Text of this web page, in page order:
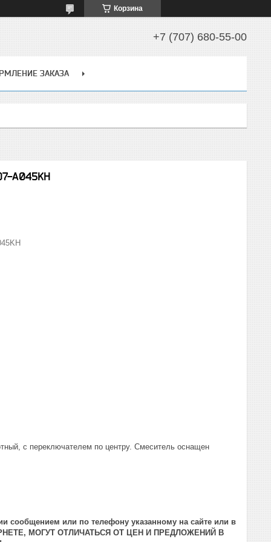
Корзина
+7 (707) 680-55-00
ЗАКАЗА
A045KH
с переключателем по центру. Смеситель оснащен
сообщением или по телефону указанному на сайте или в
МОГУТ ОТЛИЧАТЬСЯ ОТ ЦЕН И ПРЕДЛОЖЕНИЙ В